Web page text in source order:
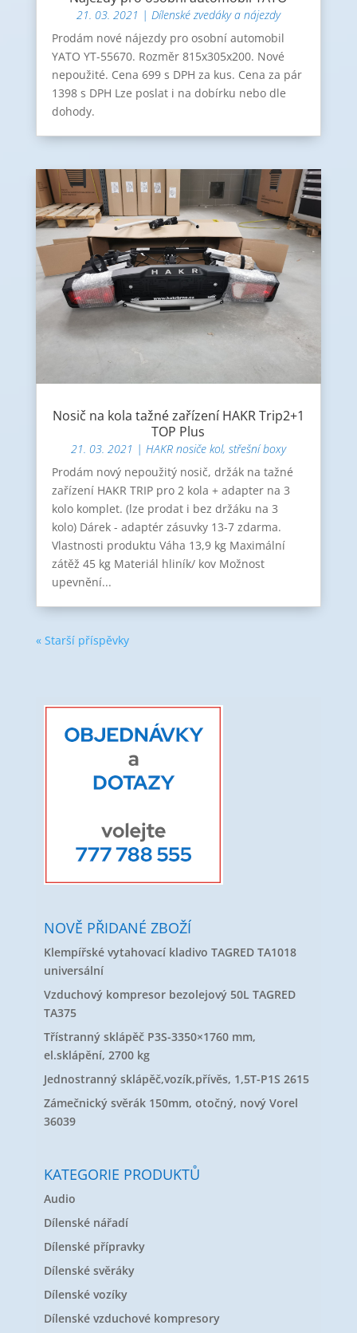
21. 03. 2021 | Dílenské zvedáky a nájezdy
Prodám nové nájezdy pro osobní automobil
YATO YT-55670. Rozměr 815x305x200. Nové
nepoužité. Cena 699 s DPH za kus. Cena za pár
1398 s DPH Lze poslat i na dobírku nebo dle
dohody.
Nosič na kola tažné zařízení HAKR Trip2+1
TOP Plus
21. 03. 2021 | HAKR nosiče kol, střešní boxy
Prodám nový nepoužitý nosič, držák na tažné
zařízení HAKR TRIP pro 2 kola + adapter na 3
kolo komplet. (lze prodat i bez držáku na 3
kolo) Dárek - adaptér zásuvky 13-7 zdarma.
Vlastnosti produktu Váha 13,9 kg Maximální
zátěž 45 kg Materiál hliník/ kov Možnost
upevnění...
« Starší příspěvky
NOVĚ PŘIDANÉ ZBOŽÍ
Klempířské vytahovací kladivo TAGRED TA1018
universální
Vzduchový kompresor bezolejový 50L TAGRED
TA375
Třístranný sklápěč P3S-3350×1760 mm,
el.sklápění, 2700 kg
Jednostranný sklápěč,vozík,přívěs, 1,5T-P1S 2615
Zámečnický svěrák 150mm, otočný, nový Vorel
36039
KATEGORIE PRODUKTŮ
Audio
Dílenské nářadí
Dílenské přípravky
Dílenské svěráky
Dílenské vozíky
Dílenské vzduchové kompresory